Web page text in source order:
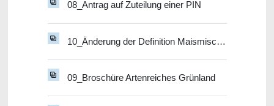
08_Antrag auf Zuteilung einer PIN
10_Änderung der Definition Maismischkultur - ÖR 2, GLÖZ 7
09_Broschüre Artenreiches Grünland